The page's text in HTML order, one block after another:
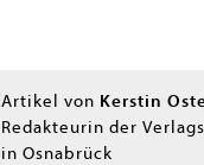
Artikel von Kerstin
Redakteurin der
in Osnabrück